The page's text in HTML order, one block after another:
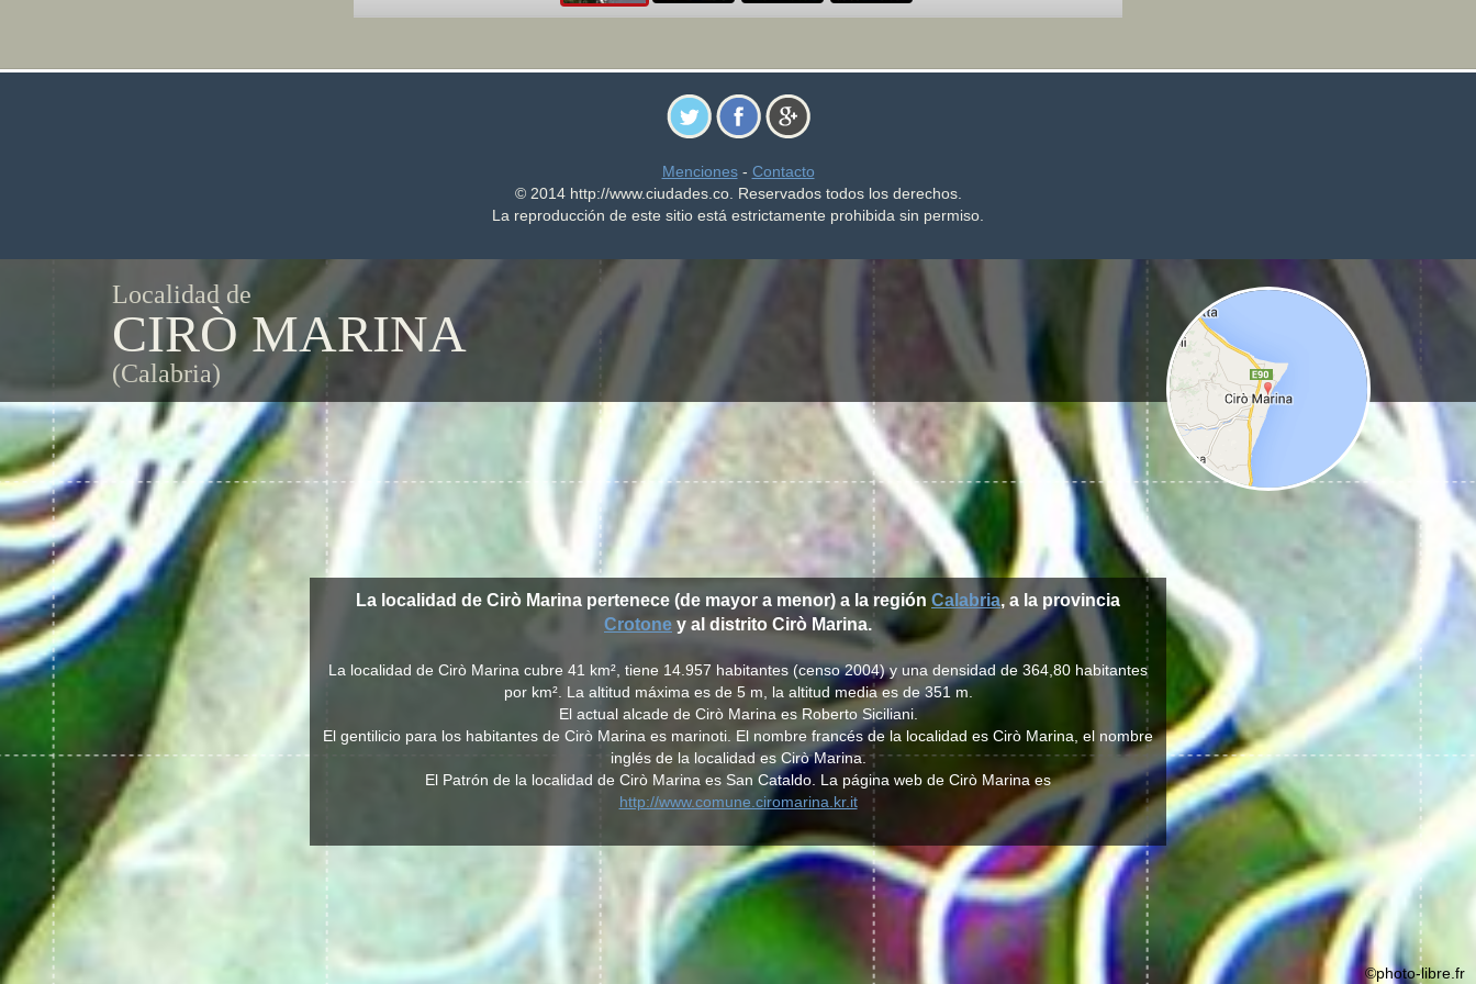
Menciones- Contacto
© 2014 http://www.ciudades.co. Reservados todos los derechos.
La reproducción de este sitio está estrictamente prohibida sin permiso.
Localidad de
CIRÒ MARINA
(Calabria)
La localidad de Cirò Marina pertenece (de mayor a menor) a la región Calabria, a la provincia
Crotone y al distrito Cirò Marina.
La localidad de Cirò Marina cubre 41 km², tiene 14.957 habitantes (censo 2004) y una densidad de 364,80 habitantes
por km². La altitud máxima es de 5 m, la altitud media es de 351 m.
El actual alcade de Cirò Marina es Roberto Siciliani.
El gentilicio para los habitantes de Cirò Marina es marinoti. El nombre francés de la localidad es Cirò Marina, el nombre
inglés de la localidad es Cirò Marina.
El Patrón de la localidad de Cirò Marina es San Cataldo. La página web de Cirò Marina es
http://www.comune.ciromarina.kr.it
©photo-libre.fr